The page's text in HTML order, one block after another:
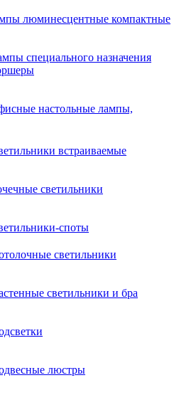
люминесцентные компактные
специального назначения
настольные лампы,
встраиваемые
светильники
споты
светильники
светильники и бра
люстры